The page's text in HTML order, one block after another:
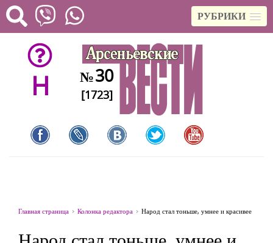
РУБРИКИ
H №30
[1723]
Главная страница Колонка редактора Народ стал тоньше, умнее и красивее